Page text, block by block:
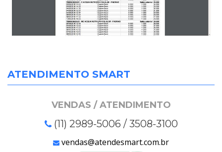
ATENDIMENTO SMART
VENDAS / ATENDIMENTO
(11) 2989-5006 / 3508-3100
vendas@atendesmart.com.br